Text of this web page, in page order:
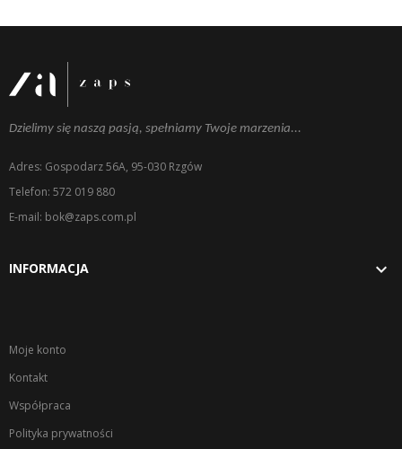
Dzielimy się naszą pasją, spełniamy Twoje marzenia...
Adres: Gospodarz 56A, 95-030 Rzgów
Telefon: 572 019 880
E-mail: bok@zaps.com.pl
INFORMACJA 
Moje konto
Kontakt
Współpraca
Polityka prywatności